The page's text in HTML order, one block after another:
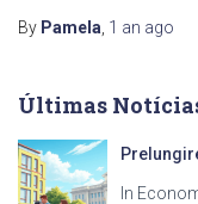
By Pamela 1 an ago
Últimas
In